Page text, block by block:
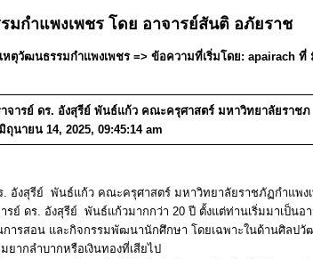
มกำแพงเพชร โดย อาจารย์สันติ อภัยราช
ตุวัฒนธรรมกำแพงเพชร => ข้อความที่เริ่มโดย: apairach ที่
จารย์ ดร. อังสุรีย์ พันธ์แก้ว คณะครุศาสตร์ มหาวิทยาลัยราชภ
ถุนายน 14, 2025, 09:45:14 am
. อังสุรีย์ พันธ์แก้ว คณะครุศาสตร์ มหาวิทยาลัยราชภัฏกำแพง
รย์ ดร. อังสุรีย์ พันธ์แก้วมากกว่า 20 ปี ตั้งแต่ท่านเริ่มมาเป็น
การสอน และกิจกรรมพัฒนานักศึกษา โดยเฉพาะในด้านศิลป
ยากลำบากหรือเงินทองที่เสียไป